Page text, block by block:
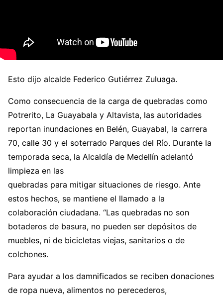
Esto dijo alcalde Federico Gutiérrez Zuluaga.
Como consecuencia de la carga de quebradas como
Potrerito, La Guayabala y Altavista, las autoridades
reportan inundaciones en Belén, Guayabal, la carrera
70, calle 30 y el soterrado Parques del Río. Durante la
temporada seca, la Alcaldía de Medellín adelantó
limpieza en las
quebradas para mitigar situaciones de riesgo. Ante
estos hechos, se mantiene el llamado a la
colaboración ciudadana. “Las quebradas no son
botaderos de basura, no pueden ser depósitos de
muebles, ni de bicicletas viejas, sanitarios o de
colchones.
Para ayudar a los damnificados se reciben donaciones
de ropa nueva, alimentos no perecederos,